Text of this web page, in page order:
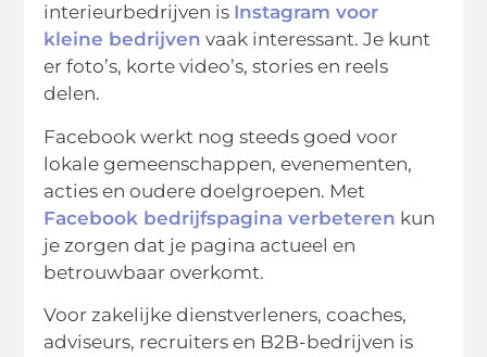
interieurbedrijven is Instagram voor
kleine bedrijven vaak interessant. Je kunt
er foto’s, korte video’s, stories en reels
delen.
Facebook werkt nog steeds goed voor
lokale gemeenschappen, evenementen,
acties en oudere doelgroepen. Met
Facebook bedrijfspagina verbeteren kun
je zorgen dat je pagina actueel en
betrouwbaar overkomt.
Voor zakelijke dienstverleners, coaches,
adviseurs, recruiters en B2B-bedrijven is